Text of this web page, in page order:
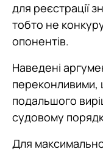
для реєстрації
тобто не
опонентів.
Наведені
переконливими,
подальшого
судовому
Для